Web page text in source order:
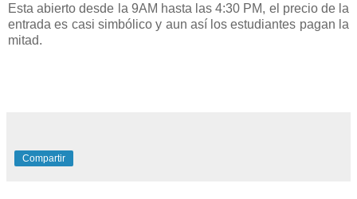
Esta abierto desde la 9AM hasta las 4:30 PM, el precio de la
entrada es casi simbólico y aun así los estudiantes pagan la
mitad.
Compartir